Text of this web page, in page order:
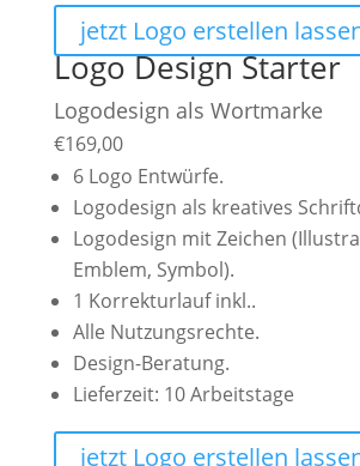
jetzt Logo erstellen
Logo Design Starter
Logodesign als Wortmarke
€169,00
6 Logo Entwürfe.
Logodesign als kreatives
Logodesign mit Zeichen
Emblem, Symbol).
1 Korrekturlauf inkl..
Alle Nutzungsrechte.
Design-Beratung.
Lieferzeit: 10 Arbeitstage
jetzt Logo erstellen